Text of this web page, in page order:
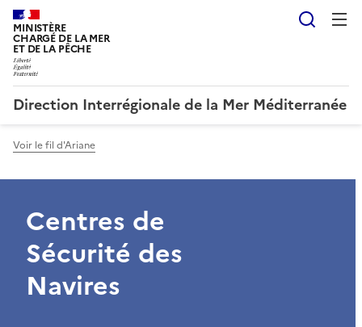
MINISTÈRE
CHARGÉ DE LA MER
ET DE LA PÊCHE
Direction Interrégionale de la Mer Méditerranée
Voir le fil d'Ariane
Centres de
Sécurité des
Navires